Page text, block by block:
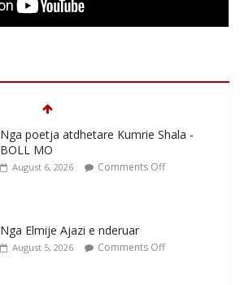
Nga poetja atdhetare Kumrie Shala -
BOLL MO
August 6, 2026 Comments Off
Nga Elmije Ajazi e nderuar
August 5, 2026 Comments Off